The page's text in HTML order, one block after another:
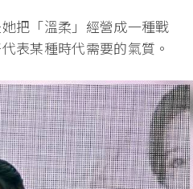
把「溫柔」經營成一種戰
表某種時代需要的氣質。